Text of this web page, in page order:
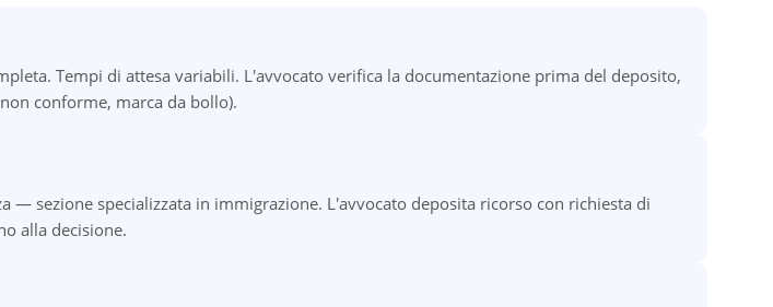
Tempi di attesa variabili. L'avvocato verifica la documentazione prima del deposito,
conforme, marca da bollo).
sezione specializzata in immigrazione. L'avvocato deposita ricorso con richiesta di
alla decisione.